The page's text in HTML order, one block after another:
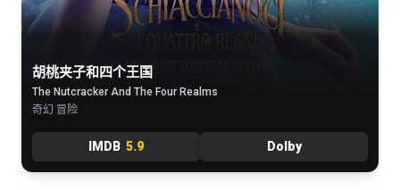
胡桃夹子和四个王国
The Nutcracker And The Four Realms
奇幻 冒险
IMDB 5.9 Dolby